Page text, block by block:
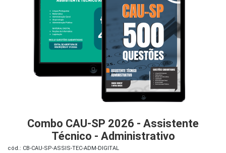
Combo CAU-SP 2026 - Assistente
Técnico - Administrativo
cód.: CB-CAU-SP-ASSIS-TEC-ADM-DIGITAL